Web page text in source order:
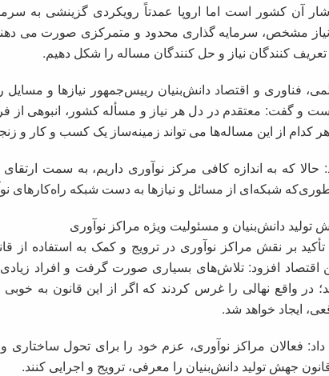
آن کشور است اما اروپا عمدتاً رویکردی گزینشی به
مشخص، سرمایه گذاری محدود و متمرکزی صورت می دهند.
کنندگان نیاز و حل کنندگان مساله را شکل دهیم.
فناوری و اقتصاد دانش‌بنیان رییس‌جمهور نیازها و
و گفت: معتقدم در دل هر نیاز و مسأله کشور، انبوهی از
کدام از این مساله‌ها می تواند زمینه‌ساز یک کسب و کار و
حالا که به اندازه کافی مرکز نوآوری داریم، به سمت
شبکه‌ای از مسائل و نیازها به دست شبکه راه‌کارهای
تولید دانش‌بنیان و مسئولیت ویژه مراکز نوآوری
تأکید بر نقش مراکز نوآوری در ترویج و کمک به استفاده از
اقتصاد افزود: تلاش‌های بسیاری صورت گرفت و افراد
در واقع نهالی را غرس کردند که اگر از این قانون به
ایجاد خواهد شد.
داد: فعالان مراکز نوآوری، عزم خود را برای تحول
قانون جهش تولید دانش‌بنیان را معرفی، ترویج و اجرایی کنند.